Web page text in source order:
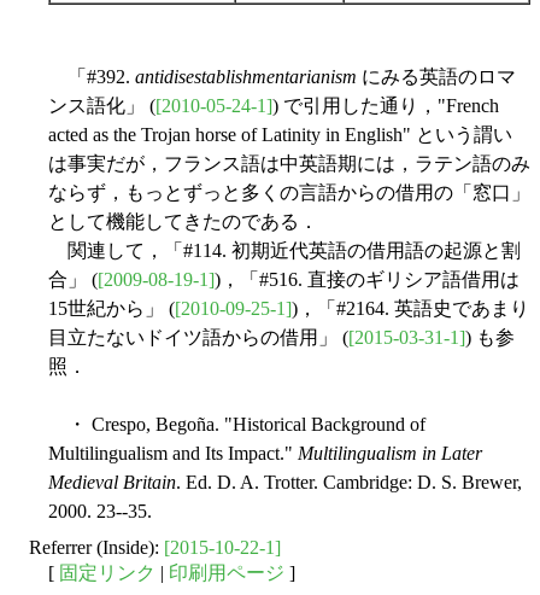
「#392. antidisestablishmentarianism にみる英語のロマ
ンス語化」 ([2010-05-24-1]) で引用した通り，"French
acted as the Trojan horse of Latinity in English" という謂い
は事実だが，フランス語は中英語期には，ラテン語のみ
ならず，もっとずっと多くの言語からの借用の「窓口」
として機能してきたのである．
関連して，「#114. 初期近代英語の借用語の起源と割
合」 ([2009-08-19-1])，「#516. 直接のギリシア語借用は
15世紀から」 ([2010-09-25-1])，「#2164. 英語史であまり
目立たないドイツ語からの借用」 ([2015-03-31-1]) も参
照．
・ Crespo, Begoña. "Historical Background of
Multilingualism and Its Impact." Multilingualism in Later
Medieval Britain. Ed. D. A. Trotter. Cambridge: D. S. Brewer,
2000. 23--35.
Referrer (Inside): [2015-10-22-1]
[ 固定リンク | 印刷用ページ ]